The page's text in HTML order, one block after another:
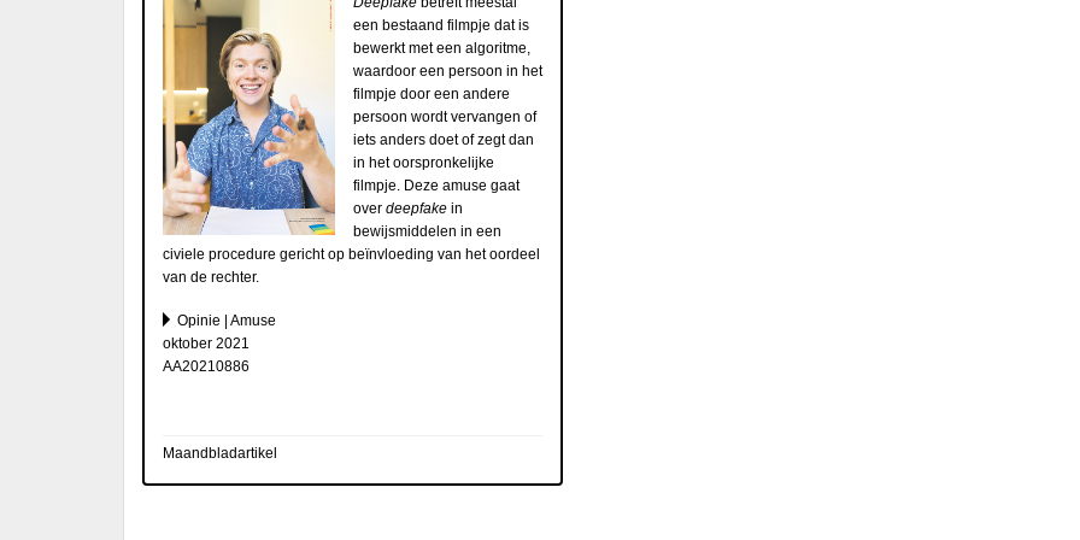
een bestaand filmpje dat is
bewerkt met een algoritme,
waardoor een persoon in het
filmpje door een andere
persoon wordt vervangen of
iets anders doet of zegt dan
in het oorspronkelijke
filmpje. Deze amuse gaat
over deepfakein
bewijsmiddelen in een
civiele procedure gericht op beïnvloeding van het oordeel
van de rechter.
Opinie | Amuse
oktober 2021
AA20210886
Maandbladartikel